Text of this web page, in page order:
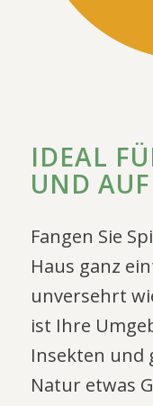
IDEAL
UND
Fangen Sie
Haus ganz
unversehrt
ist Ihre
Insekten und
Natur etwas